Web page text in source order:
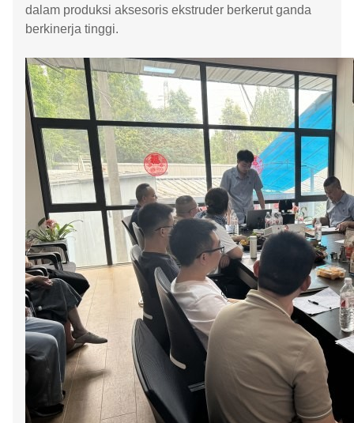
dalam produksi aksesoris ekstruder berkerut ganda
berkinerja tinggi.